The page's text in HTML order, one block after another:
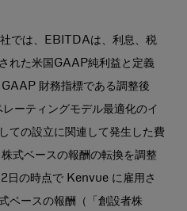
社では、EBITDAは、利息、税
れた米国GAAP純利益と定義
財務指標である調整後
ーティングモデル最適化のイ
ての設立に関連して発生した費
式ベースの報酬の転換を調整
の時点で Kenvue に雇用さ
ベースの報酬（「創設者株